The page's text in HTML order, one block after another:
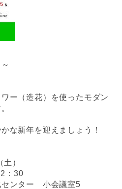
ー（造花）を使ったモダン
な新年を迎えましょう！
）
：30
ンター 小会議室5